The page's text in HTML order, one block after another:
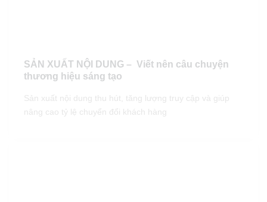
SẢN XUẤT NỘI DUNG – Viết nên câu chuyện
thương hiệu sáng tạo
Sản xuất nội dung thu hút, tăng lượng truy cập và giúp
nâng cao tỷ lệ chuyển đổi khách hàng